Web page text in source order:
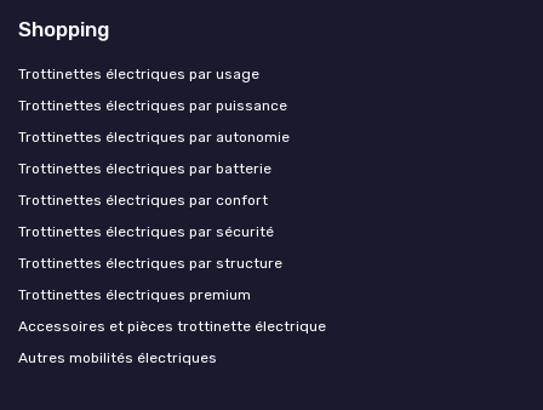
Shopping
Trottinettes électriques par usage
Trottinettes électriques par puissance
Trottinettes électriques par autonomie
Trottinettes électriques par batterie
Trottinettes électriques par confort
Trottinettes électriques par sécurité
Trottinettes électriques par structure
Trottinettes électriques premium
Accessoires et pièces trottinette électrique
Autres mobilités électriques